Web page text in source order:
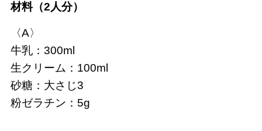
材料（2人分）
〈A〉
牛乳：300ml
生クリーム：100ml
砂糖：大さじ3
粉ゼラチン：5g